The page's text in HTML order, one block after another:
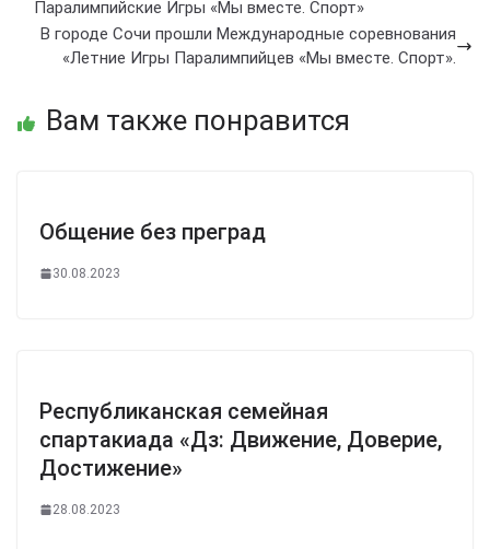
Паралимпийские Игры «Мы вместе. Спорт»
В городе Сочи прошли Международные соревнования
«Летние Игры Паралимпийцев «Мы вместе. Спорт».
Вам также понравится
Общение без преград
30.08.2023
Республиканская семейная
спартакиада «Дз: Движение, Доверие,
Достижение»
28.08.2023